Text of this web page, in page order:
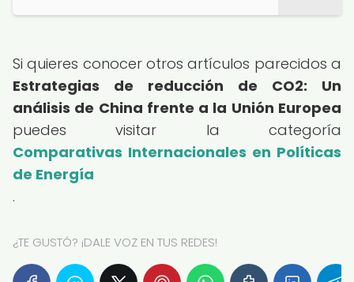
Si quieres conocer otros artículos parecidos a
Estrategias de reducción de CO2: Un
análisis de China frente a la Unión Europea
puedes visitar la categoría
Comparativas Internacionales en Políticas
de Energía
.
¿TE GUSTÓ? ¡DALE VOZ EN TUS REDES!